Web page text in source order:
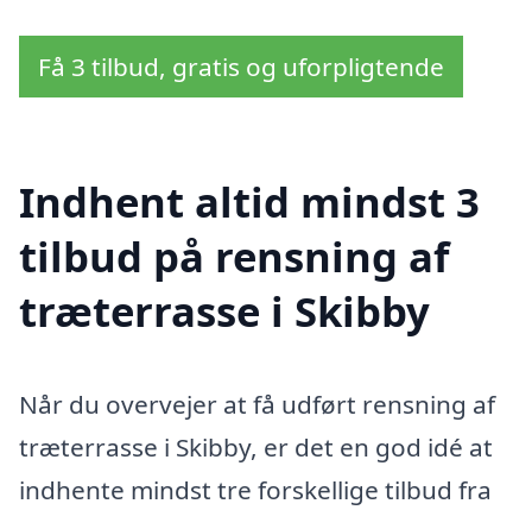
Få 3 tilbud, gratis og uforpligtende
Indhent altid mindst 3
tilbud på rensning af
træterrasse i Skibby
Når du overvejer at få udført rensning af
træterrasse i Skibby, er det en god idé at
indhente mindst tre forskellige tilbud fra